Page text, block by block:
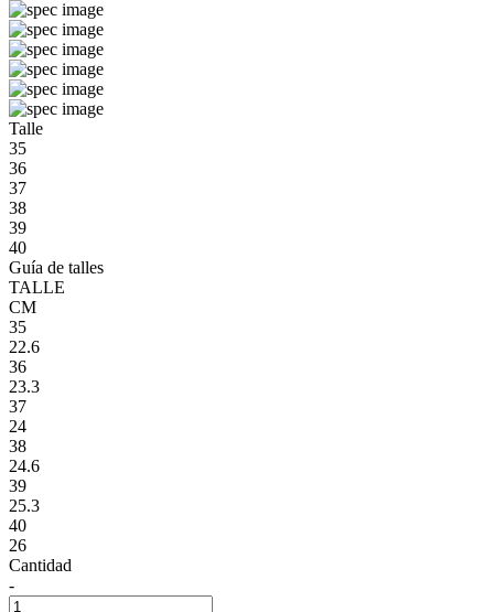
Talle
35
36
37
38
39
40
Guía de talles
TALLE
CM
35
22.6
36
23.3
37
24
38
24.6
39
25.3
40
26
Cantidad
-